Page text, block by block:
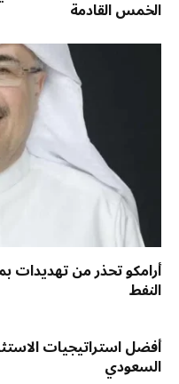
الخمس القادمة
أرامكو تحذر من تهديدات
النفط
أفضل استراتيجيات
السعودي